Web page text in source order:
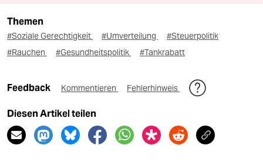
Themen
#Soziale Gerechtigkeit #Umverteilung
#Steuerpolitik
#Rauchen
#Gesundheitspolitik #Tankrabatt
Feedback Kommentieren Fehlerhinweis
Diesen Artikel teilen